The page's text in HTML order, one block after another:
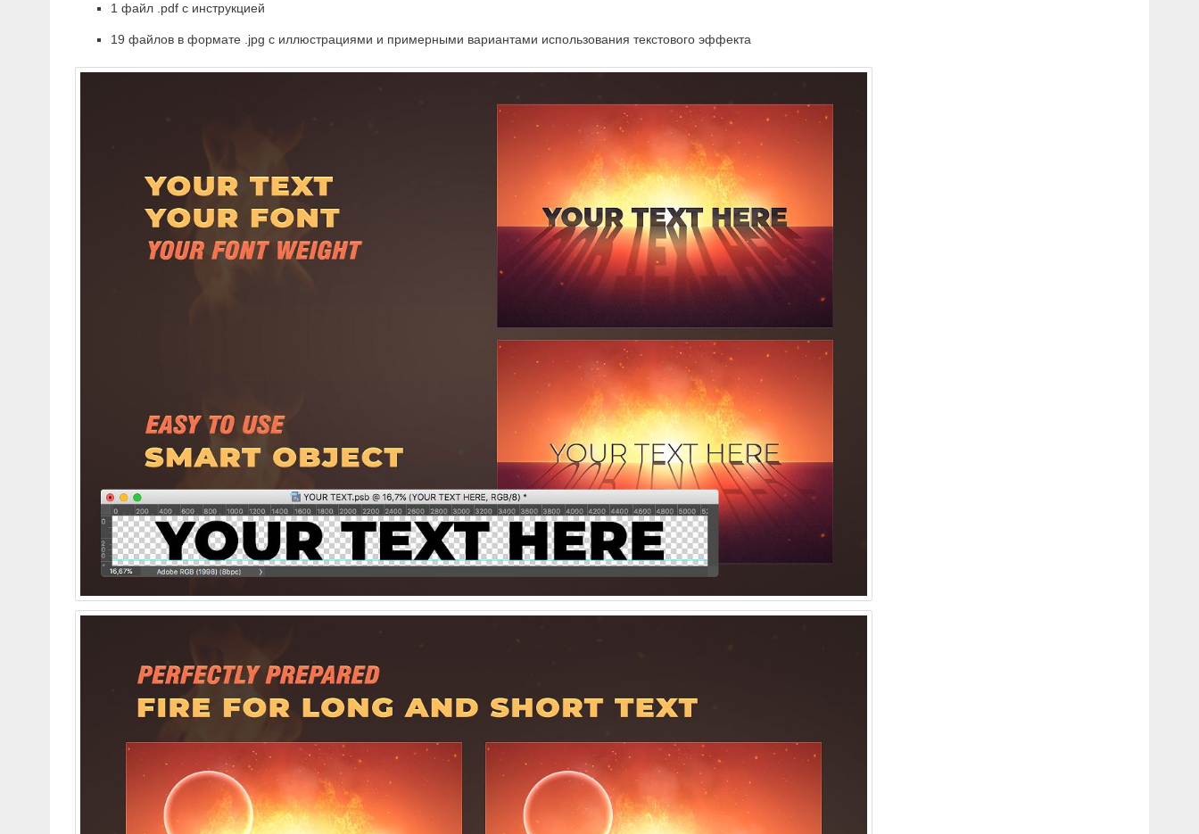
1 файл .pdf с инструкцией
19 файлов в формате .jpg с иллюстрациями и примерными вариантами использования текстового эффекта
Вход